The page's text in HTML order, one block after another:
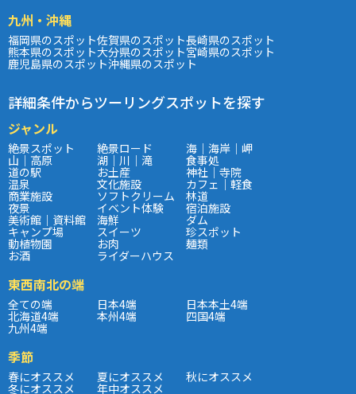
九州・沖縄
福岡県のスポット佐賀県のスポット長崎県のスポット
熊本県のスポット大分県のスポット宮崎県のスポット
鹿児島県のスポット沖縄県のスポット
詳細条件からツーリングスポットを探す
ジャンル
絶景スポット 絶景ロード 海｜海岸｜岬
山｜高原 湖｜川｜滝 食事処
道の駅 お土産 神社｜寺院
温泉 文化施設 カフェ｜軽食
商業施設 ソフトクリーム 林道
夜景 イベント体験 宿泊施設
美術館｜資料館 海鮮 ダム
キャンプ場 スイーツ 珍スポット
動植物園 お肉 麺類
お酒 ライダーハウス
東西南北の端
全ての端 日本4端 日本本土4端
北海道4端 本州4端 四国4端
九州4端
季節
春にオススメ 夏にオススメ 秋にオススメ
冬にオススメ 年中オススメ